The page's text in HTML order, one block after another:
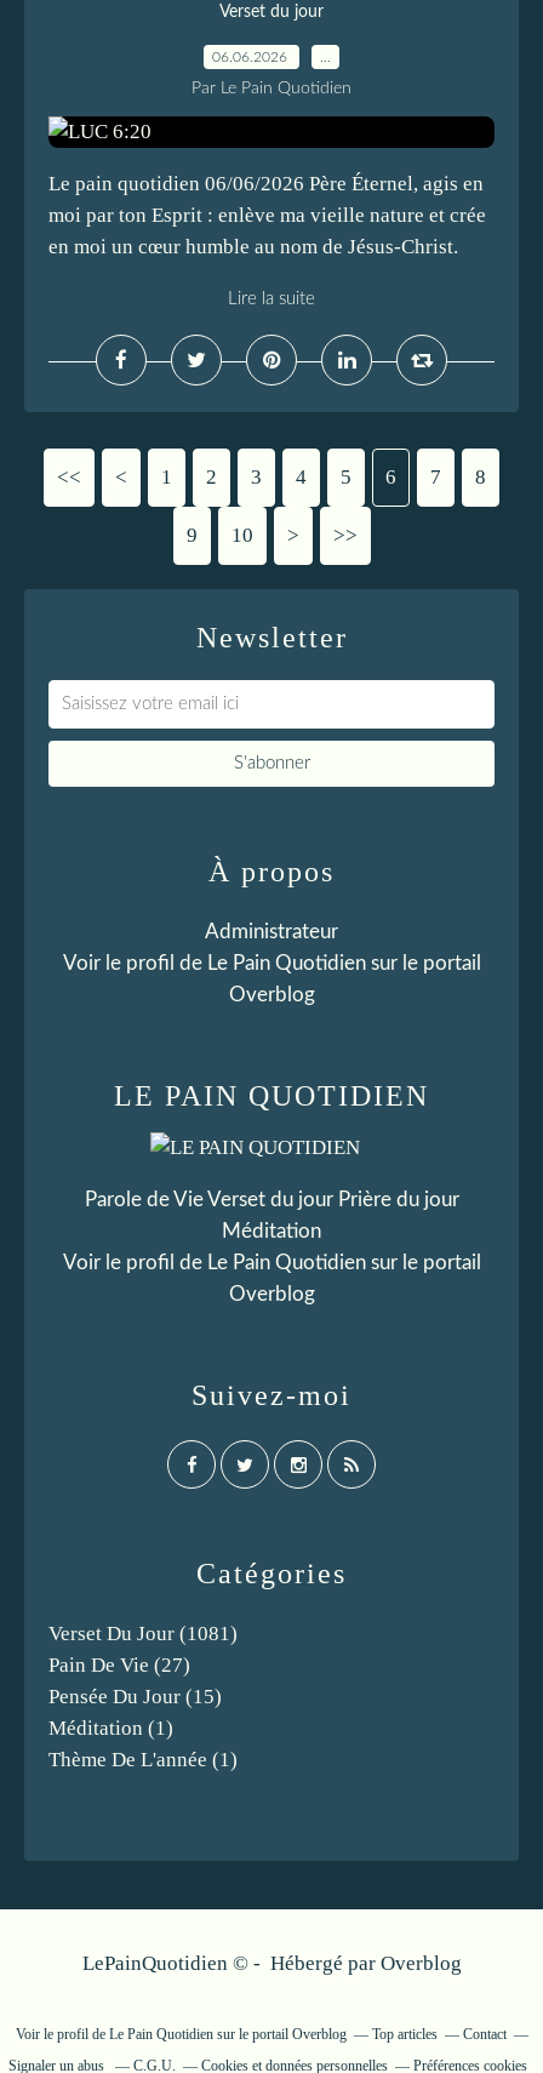
Verset du jour
06.06.2026
Par Le Pain Quotidien
Le pain quotidien 06/06/2026 Père Éternel, agis en
moi par ton Esprit : enlève ma vieille nature et crée
en moi un cœur humble au nom de Jésus-Christ.
Lire la suite
<< < 1 2 3 4 5 6 7 8
9 10 20
30
40
50
60
70
80
90
100
> >>
Newsletter
Catégories
Verset Du Jour (1081)
Pain De Vie (27)
Pensée Du Jour (15)
Méditation (1)
Thème De L'année (1)
LE PAIN QUOTIDIEN
Parole de Vie Verset du jour Prière du jour
Méditation
Voir le profil de Le Pain Quotidiensur le portail
Overblog
Suivez-moi
À propos
Administrateur
Voir le profil de Le Pain Quotidiensur le portail
Overblog
LePainQuotidien © - Hébergé par Overblog
Voir le profil de Le Pain Quotidiensur le portail Overblog Top articles
Contact
Signaler un abus
C.G.U. Cookies et données personnelles Préférences cookies